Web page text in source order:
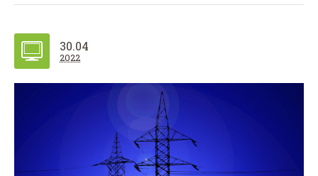
30.04
2022